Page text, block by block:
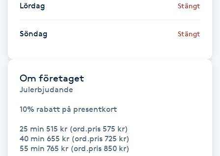
HIFU
Hollywood Peel
Hot Stone Massage
Hot yoga
Huduppstramning
Lördag Stängt
Söndag Stängt
Om företaget
Julerbjudande
10% rabatt på presentkort
25 min 515 kr (ord.pris 575 kr)
40 min 655 kr (ord.pris 725 kr)
55 min 765 kr (ord.pris 850 kr)